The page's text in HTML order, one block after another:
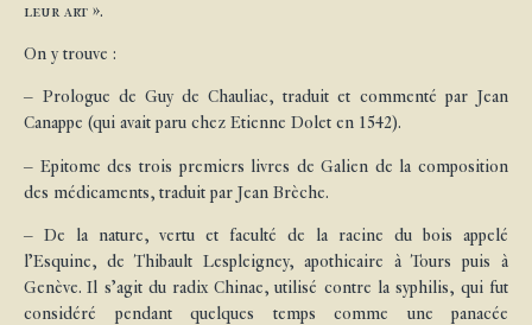
leur art ».
On y trouve :
– Prologue de Guy de Chauliac, traduit et commenté par Jean
Canappe (qui avait paru chez Etienne Dolet en 1542).
– Epitome des trois premiers livres de Galien de la composition
des médicaments, traduit par Jean Brèche.
– De la nature, vertu et faculté de la racine du bois appelé
l’Esquine, de Thibault Lespleigney, apothicaire à Tours puis à
Genève. Il s’agit du radix Chinae, utilisé contre la syphilis, qui fut
considéré pendant quelques temps comme une panacée